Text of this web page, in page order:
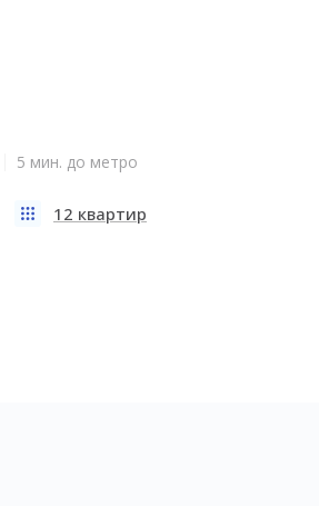
5 мин. до метро
12 квартир